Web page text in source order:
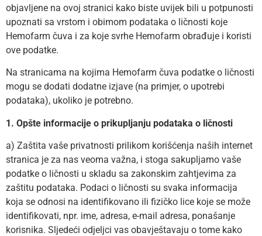
objavljene na ovoj stranici kako biste uvijek bili u potpunosti
upoznati sa vrstom i obimom podataka o ličnosti koje
Hemofarm čuva i za koje svrhe Hemofarm obrađuje i koristi
ove podatke.
Na stranicama na kojima Hemofarm čuva podatke o ličnosti
mogu se dodati dodatne izjave (na primjer, o upotrebi
podataka), ukoliko je potrebno.
1. Opšte informacije o prikupljanju podataka o ličnosti
a) Zaštita vaše privatnosti prilikom korišćenja naših internet
stranica je za nas veoma važna, i stoga sakupljamo vaše
podatke o ličnosti u skladu sa zakonskim zahtjevima za
zaštitu podataka. Podaci o ličnosti su svaka informacija
koja se odnosi na identifikovano ili fizičko lice koje se može
identifikovati, npr. ime, adresa, e-mail adresa, ponašanje
korisnika. Sljedeći odjeljci vas obavještavaju o tome kako